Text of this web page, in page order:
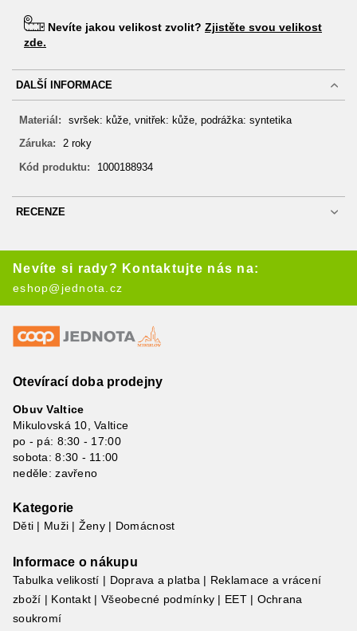
Nevíte jakou velikost zvolit? Zjistěte svou velikost
zde.
DALŠÍ INFORMACE
DALŠÍ
INFORMACE
svršek: kůže, vnitřek: kůže, podrážka: syntetika
2 roky
1000188934
RECENZE
Nevíte si rady? Kontaktujte nás na:
eshop@jednota.cz
Otevírací doba prodejny
Obuv Valtice
Mikulovská 10, Valtice
po - pá: 8:30 - 17:00
sobota: 8:30 - 11:00
neděle: zavřeno
Kategorie
Děti | Muži | Ženy | Domácnost
Informace o nákupu
Tabulka velikostí | Doprava a platba | Reklamace a vrácení
zboží | Kontakt |Všeobecné podmínky | EET| Ochrana
soukromí